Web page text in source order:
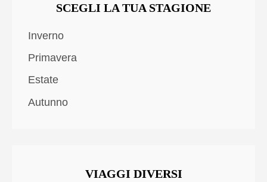
SCEGLI LA TUA STAGIONE
Inverno
Primavera
Estate
Autunno
VIAGGI DIVERSI